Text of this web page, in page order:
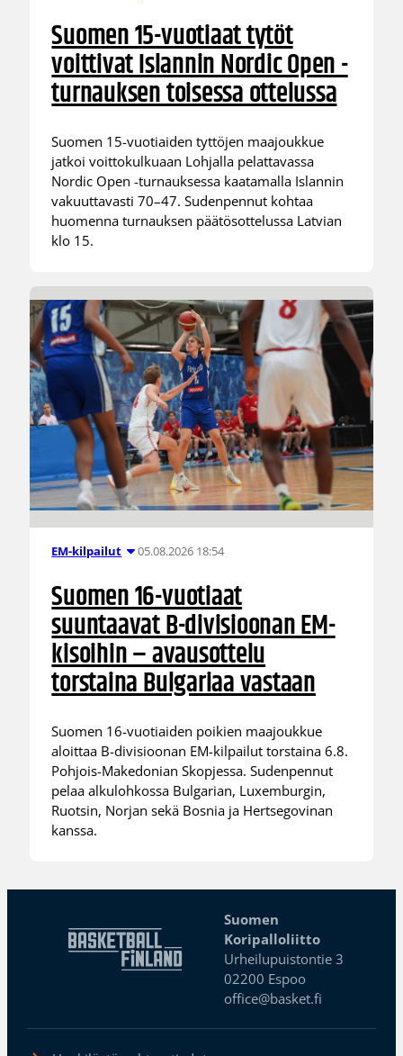
Suomen 15-vuotiaat tytöt
voittivat Islannin Nordic Open -
turnauksen toisessa ottelussa
Suomen 15-vuotiaiden tyttöjen maajoukkue
jatkoi voittokulkuaan Lohjalla pelattavassa
Nordic Open -turnauksessa kaatamalla Islannin
vakuuttavasti 70–47. Sudenpennut kohtaa
huomenna turnauksen päätösottelussa Latvian
klo 15.
EM-kilpailut 05.08.2026 18:54
Suomen 16-vuotiaat
suuntaavat B-divisioonan EM-
kisoihin – avausottelu
torstaina Bulgariaa vastaan
Suomen 16-vuotiaiden poikien maajoukkue
aloittaa B-divisioonan EM-kilpailut torstaina 6.8.
Pohjois-Makedonian Skopjessa. Sudenpennut
pelaa alkulohkossa Bulgarian, Luxemburgin,
Ruotsin, Norjan sekä Bosnia ja Hertsegovinan
kanssa.
Suomen
Koripalloliitto
Urheilupuistontie 3
02200 Espoo
office@basket.fi